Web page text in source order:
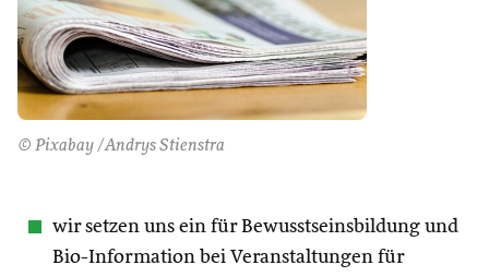
© Pixabay /Andrys Stienstra
wir setzen uns ein für Bewusstseinsbildung und
Bio-Information bei Veranstaltungen für